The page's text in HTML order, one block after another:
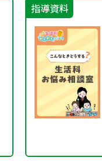
指導資料